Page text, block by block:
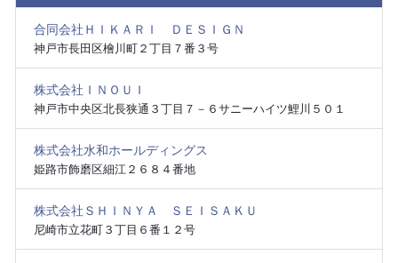
合同会社ＨＩＫＡＲＩ ＤＥＳＩＧＮ
神戸市長田区檜川町２丁目７番３号
株式会社ＩＮＯＵＩ
神戸市中央区北長狭通３丁目７－６サニーハイツ鯉川５０１
株式会社水和ホールディングス
姫路市飾磨区細江２６８４番地
株式会社ＳＨＩＮＹＡ ＳＥＩＳＡＫＵ
尼崎市立花町３丁目６番１２号